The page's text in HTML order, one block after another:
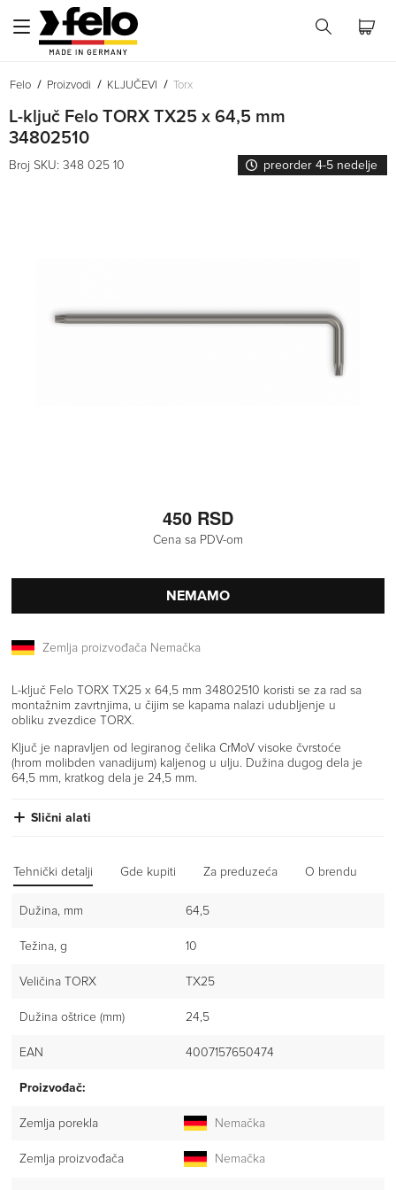
Felo Proizvodi KLJUČEVI Torx
L-ključ Felo TORX TX25 x 64,5 mm
34802510
Broj SKU: 348 025 10 preorder 4-5 nedelje
450 RSD
Cena sa PDV-om
NEMAMO
Zemlja proizvođača Nemačka
L-ključ Felo TORX TX25 x 64,5 mm 34802510 koristi se za rad sa
montažnim zavrtnjima, u čijim se kapama nalazi udubljenje u
obliku zvezdice TORX.
Ključ je napravljen od legiranog čelika CrMoV visoke čvrstoće
(hrom molibden vanadijum) kaljenog u ulju. Dužina dugog dela je
64,5 mm, kratkog dela je 24,5 mm.
Slični alati
Tehnički detalji Gde kupiti Za preduzeća O brendu
Dužina, mm 64,5
Težina, g 10
Veličina TORX TX25
Dužina oštrice (mm) 24,5
EAN 4007157650474
Proizvođač:
Zemlja porekla Nemačka
Zemlja proizvođača Nemačka